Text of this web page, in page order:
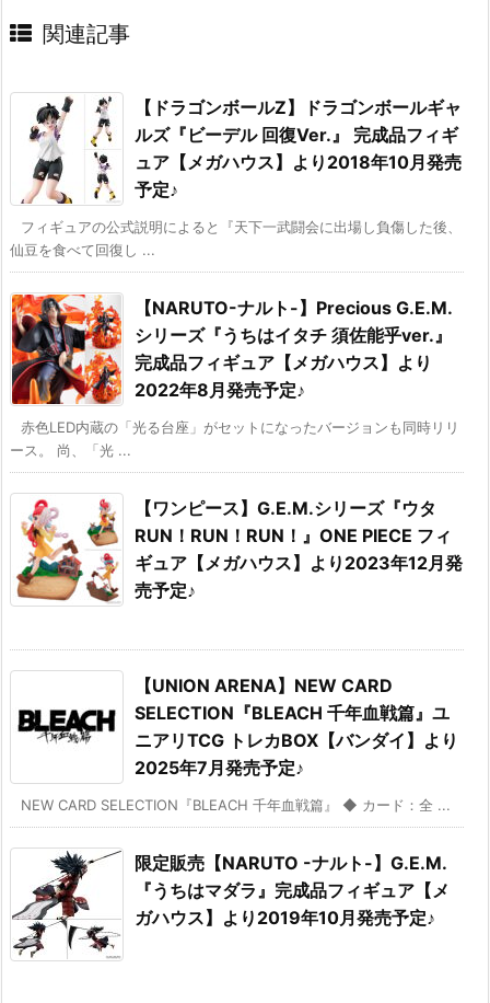
関連記事
【ドラゴンボールZ】ドラゴンボールギャ
ルズ『ビーデル 回復Ver.』 完成品フィギ
ュア【メガハウス】より2018年10月発売
予定♪
フィギュアの公式説明によると『天下一武闘会に出場し負傷した後、
仙豆を食べて回復し ...
【NARUTO-ナルト-】Precious G.E.M.
シリーズ『うちはイタチ 須佐能乎ver.』
完成品フィギュア【メガハウス】より
2022年8月発売予定♪
赤色LED内蔵の「光る台座」がセットになったバージョンも同時リリ
ース。 尚、「光 ...
【ワンピース】G.E.M.シリーズ『ウタ
RUN！RUN！RUN！』ONE PIECE フィ
ギュア【メガハウス】より2023年12月発
売予定♪
【UNION ARENA】NEW CARD
SELECTION『BLEACH 千年血戦篇』ユ
ニアリTCG トレカBOX【バンダイ】より
2025年7月発売予定♪
NEW CARD SELECTION『BLEACH 千年血戦篇』 ◆ カード：全 ...
限定販売【NARUTO -ナルト-】G.E.M.
『うちはマダラ』完成品フィギュア【メ
ガハウス】より2019年10月発売予定♪